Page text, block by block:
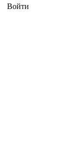
Войти